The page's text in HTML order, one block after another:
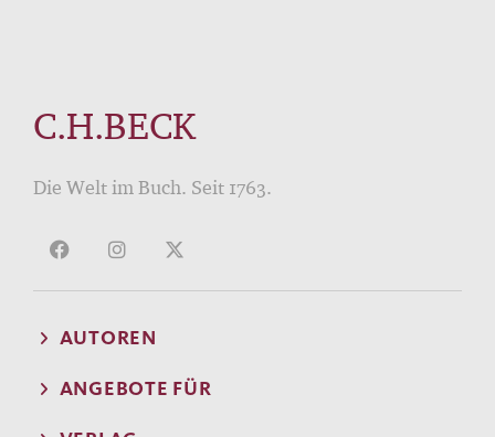
C.H.BECK
Die Welt im Buch. Seit 1763.
AUTOREN
ANGEBOTE FÜR